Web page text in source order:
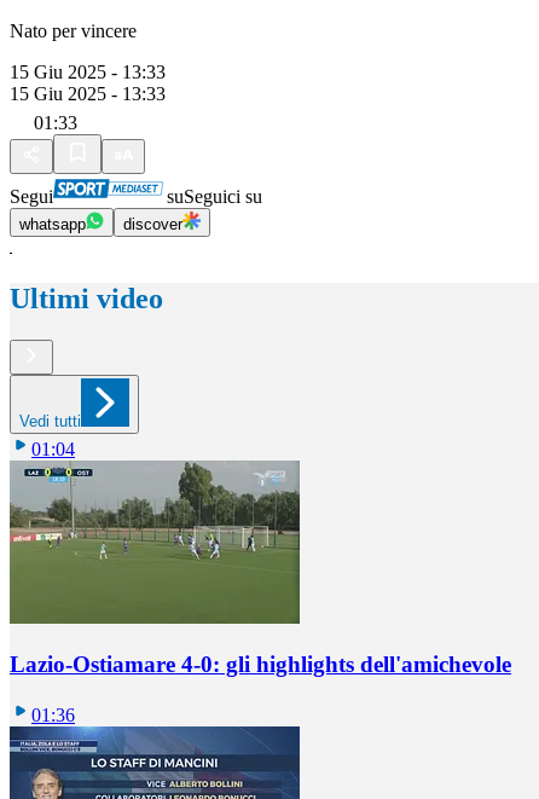
Nato per vincere
15 Giu 2025 - 13:33
15 Giu 2025 - 13:33
01:33
Segui suSeguici su
whatsapp discover
Ultimi video
Vedi tutti
01:04
Lazio-Ostiamare 4-0: gli highlights dell'amichevole
01:36